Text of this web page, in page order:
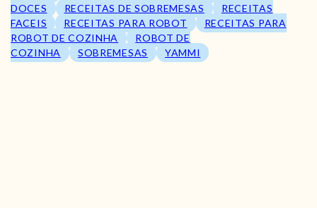
DOCES
RECEITAS DE SOBREMESAS
RECEITAS
FACEIS
RECEITAS PARA ROBOT
RECEITAS PARA
ROBOT DE COZINHA
ROBOT DE
COZINHA
SOBREMESAS YAMMI